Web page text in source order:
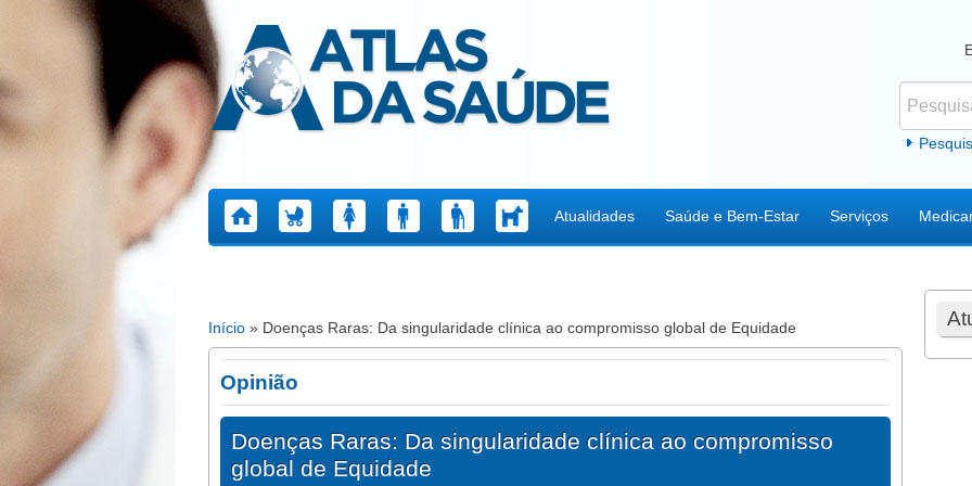
Atlas da Saúde
Atualidades Saúde e Bem-Estar Serviços
Está aqui
Início » Doenças Raras: Da singularidade clínica ao compromisso global de Equidade
Opinião
Doenças Raras: Da singularidade clínica ao compromisso
global de Equidade